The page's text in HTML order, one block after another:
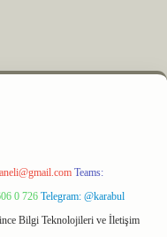
Teams:
0 726 Telegram: @karabul
Bilgi Teknolojileri ve İletişim